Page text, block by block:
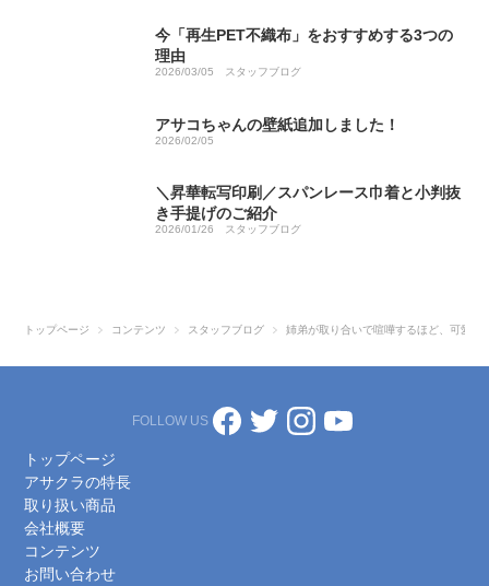
今「再生PET不織布」をおすすめする3つの
理由
2026/03/05 スタッフブログ
アサコちゃんの壁紙追加しました！
2026/02/05
＼昇華転写印刷／スパンレース巾着と小判抜
き手提げのご紹介
2026/01/26 スタッフブログ
トップページ コンテンツ スタッフブログ 姉弟が取り合いで喧嘩するほど、可愛い
FOLLOW US
トップページ
アサクラの特長
取り扱い商品
会社概要
コンテンツ
お問い合わせ